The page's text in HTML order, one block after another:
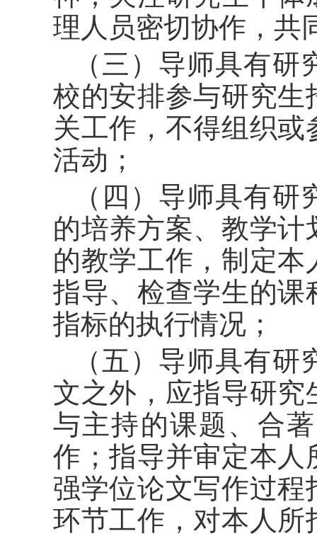
理人员密切协作，共
（三）导师具有
校的安排参与研究
关工作，不得组织
活动；
（四）导师具有
的培养方案、教学
的教学工作，制定
指导、检查学生的
指标的执行情况；
（五）导师具有
文之外，应指导研
与主持的课题、合
作；指导并审定本
强学位论文写作过
环节工作，对本人